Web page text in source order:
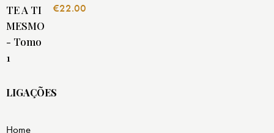
€22.00
LIGAÇÕES
Home